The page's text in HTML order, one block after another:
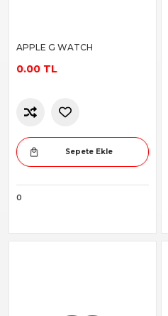
APPLE G WATCH
0.00 TL
Sepete Ekle
0